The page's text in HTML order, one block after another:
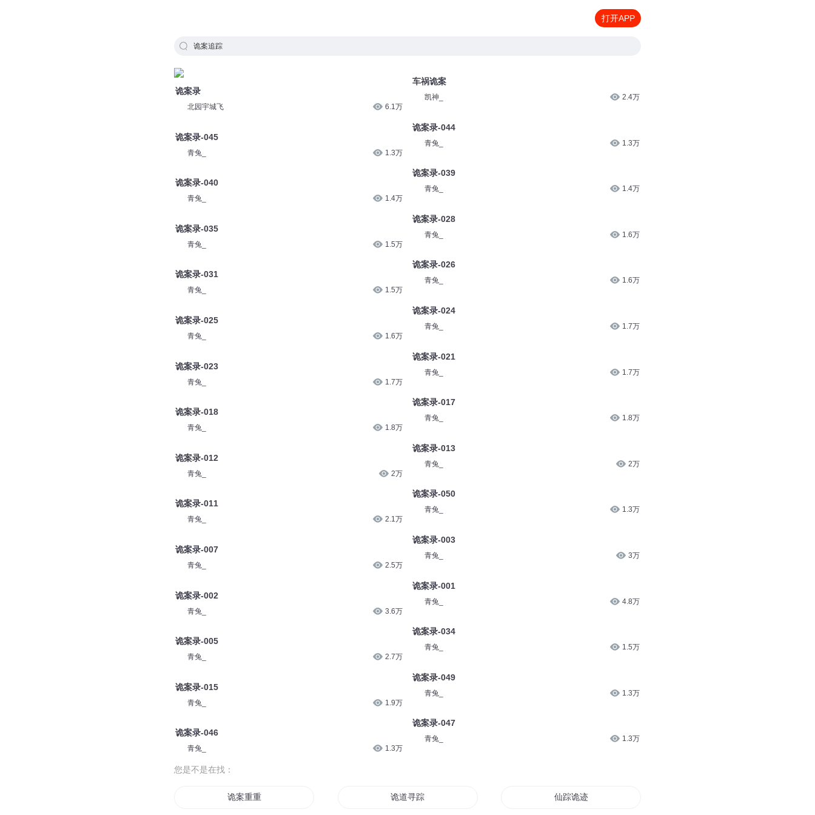
打开APP
诡案追踪
诡案录
北园宇城飞 6.1万
诡案录-045
青兔_ 1.3万
诡案录-040
青兔_ 1.4万
诡案录-035
青兔_ 1.5万
诡案录-031
青兔_ 1.5万
诡案录-025
青兔_ 1.6万
诡案录-023
青兔_ 1.7万
诡案录-018
青兔_ 1.8万
诡案录-012
青兔_ 2万
诡案录-011
青兔_ 2.1万
诡案录-007
青兔_ 2.5万
诡案录-002
青兔_ 3.6万
诡案录-005
青兔_ 2.7万
诡案录-015
青兔_ 1.9万
诡案录-046
青兔_ 1.3万
车祸诡案
凯神_ 2.4万
诡案录-044
青兔_ 1.3万
诡案录-039
青兔_ 1.4万
诡案录-028
青兔_ 1.6万
诡案录-026
青兔_ 1.6万
诡案录-024
青兔_ 1.7万
诡案录-021
青兔_ 1.7万
诡案录-017
青兔_ 1.8万
诡案录-013
青兔_ 2万
诡案录-050
青兔_ 1.3万
诡案录-003
青兔_ 3万
诡案录-001
青兔_ 4.8万
诡案录-034
青兔_ 1.5万
诡案录-049
青兔_ 1.3万
诡案录-047
青兔_ 1.3万
您是不是在找：
诡案重重 诡道寻踪 仙踪诡迹